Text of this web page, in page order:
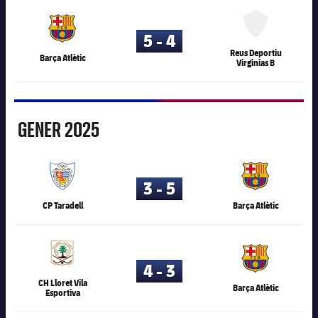
Barça Atlètic
80.117
5 - 4
Reus Deportiu
Virginias B
Gener
GENER2025
CP Taradell
80.117
3 - 5
Barça Atlètic
CH Lloret Vila
Esportiva
80.117
4 - 3
Barça Atlètic